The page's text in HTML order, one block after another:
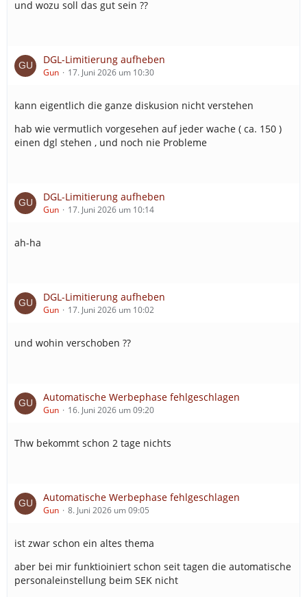
und wozu soll das gut sein ??
DGL-Limitierung aufheben
Gun 17. Juni 2026 um 10:30
kann eigentlich die ganze diskusion nicht verstehen
hab wie vermutlich vorgesehen auf jeder wache ( ca. 150 )
einen dgl stehen , und noch nie Probleme
DGL-Limitierung aufheben
Gun 17. Juni 2026 um 10:14
ah-ha
DGL-Limitierung aufheben
Gun 17. Juni 2026 um 10:02
und wohin verschoben ??
Automatische Werbephase fehlgeschlagen
Gun 16. Juni 2026 um 09:20
Thw bekommt schon 2 tage nichts
Automatische Werbephase fehlgeschlagen
Gun 8. Juni 2026 um 09:05
ist zwar schon ein altes thema
aber bei mir funktioiniert schon seit tagen die automatische
personaleinstellung beim SEK nicht